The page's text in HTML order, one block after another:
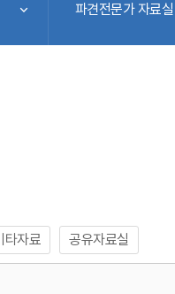
파견전문가 자료실
타자료 공유자료실